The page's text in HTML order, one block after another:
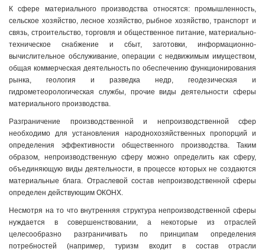
К сфере материального производства относятся: промышленность,
сельское хозяйство, лесное хозяйство, рыбное хозяйство, транспорт и
связь, строительство, торговля и общественное питание, материально-
техническое снабжение и сбыт, заготовки, информационно-
вычислительное обслуживание, операции с недвижимым имуществом,
общая коммерческая деятельность по обеспечению функционирования
рынка, геология и разведка недр, геодезическая и
гидрометеорологическая службы, прочие виды деятельности сферы
материального производства.
Разграничение производственной и непроизводственной сфер
необходимо для установления народнохозяйственных пропорций и
определения эффективности общественного производства. Таким
образом, непроизводственную сферу можно определить как сферу,
объединяющую виды деятельности, в процессе которых не создаются
материальные блага. Отраслевой состав непроизводственной сферы
определен действующим ОКОНХ.
Несмотря на то что внутренняя структура непроизводственной сферы
нуждается в совершенствовании, а некоторые из отраслей
целесообразно разграничивать по принципам определения
потребностей (например, туризм входит в состав отрасли